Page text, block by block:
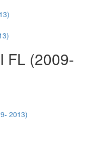
FL (2009-
2013)